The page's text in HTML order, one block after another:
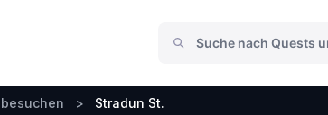
> Stradun St.